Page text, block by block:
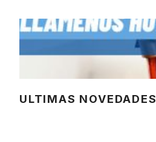
ULTIMAS NOVEDADES